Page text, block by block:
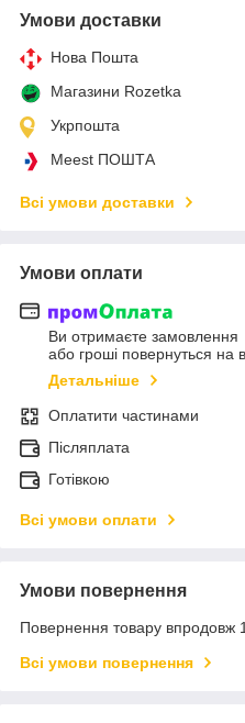
Умови доставки
Нова Пошта
Магазини Rozetka
Укрпошта
Meest ПОШТА
Всі умови доставки
Умови оплати
Ви отримаєте замовлення
або гроші повернуться на
Детальніше
Оплатити частинами
Післяплата
Готівкою
Всі умови оплати
Умови повернення
Повернення товару впродовж
Всі умови повернення